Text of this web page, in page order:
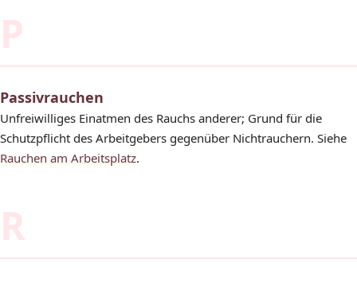
P
Passivrauchen
Unfreiwilliges Einatmen des Rauchs anderer; Grund für die
Schutzpflicht des Arbeitgebers gegenüber Nichtrauchern. Siehe
Rauchen am Arbeitsplatz.
R